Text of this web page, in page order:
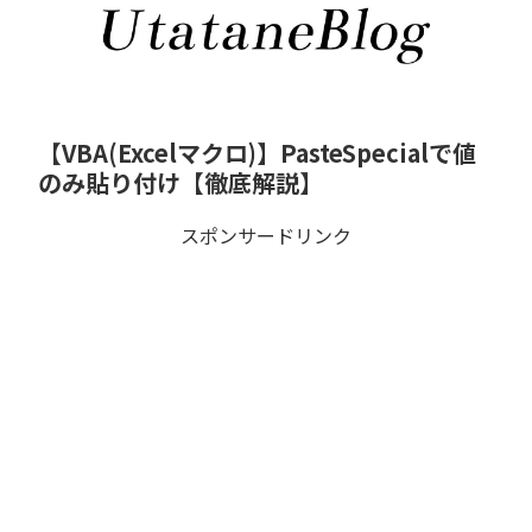
【VBA(Excelマクロ)】PasteSpecialで値
のみ貼り付け【徹底解説】
スポンサードリンク